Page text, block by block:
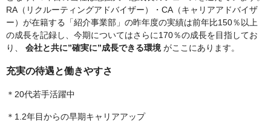
RA（リクルーティングアドバイザー）・CA（キャリアアドバイザ
ー）が在籍する「紹介事業部」の昨年度の実績は前年比150％以上
の成長を記録し、今期についてはさらに170％の成長を目指してお
り、 会社と共に”確実に”成長できる環境がここにあります。
充実の待遇と働きやすさ
＊20代若手活躍中
＊1.2年目からの早期キャリアアップ